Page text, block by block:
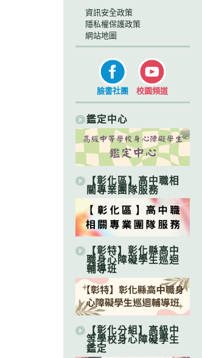
資訊安全政策
隱私權保護政策
網站地圖
臉書社團 校園頻道
鑑定中心
【彰化區】高中職相
關專業團隊服務
【彰特】彰化縣高中
職身心障礙學生巡迴
輔導班
【彰化分組】高級中
等學校身心障礙學生
鑑定